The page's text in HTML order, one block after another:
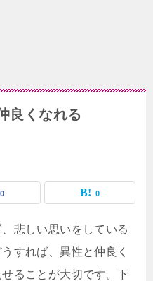
良くなれる
0 0
悲しい思いをしている
すれば、異性と仲良く
ることが大切です。下